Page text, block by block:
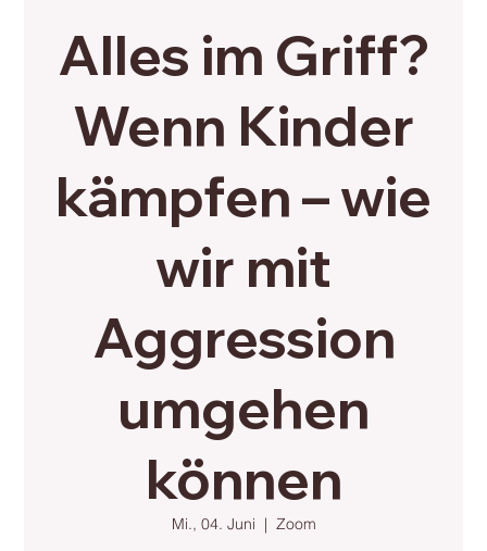
Alles im Griff?
Wenn Kinder
kämpfen – wie
wir mit
Aggression
umgehen
können
Mi., 04. Juni
  |
Zoom